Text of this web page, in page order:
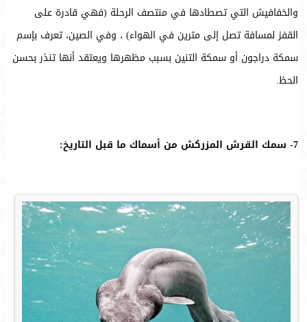
والخفافيش التي تصطادها في منتصف الرحلة (فهي قادرة على
القفز لمسافة تصل إلى مترين في الهواء) ، وفي الصين، تعرف بإسم
سمكة دراجون أو سمكة التنين بسبب مظهرها ويعتقد أنها تنذر بحسن
الحظ.
7- سمك القرش المزركش من أسماك ما قبل التاريخ: